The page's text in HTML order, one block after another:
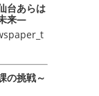
台あらは
来―
挑戦～